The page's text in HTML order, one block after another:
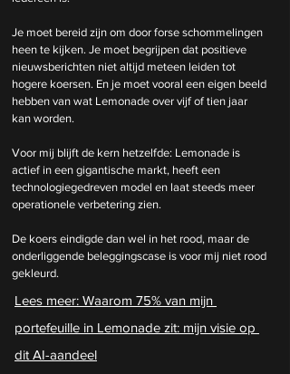
Je moet bereid zijn om door forse schommelingen
heen te kijken. Je moet begrijpen dat positieve
nieuwsberichten niet altijd meteen leiden tot
hogere koersen. En je moet vooral een eigen beeld
hebben van wat Lemonade over vijf of tien jaar
kan worden.
Voor mij blijft de kern hetzelfde: Lemonade is
actief in een gigantische markt, heeft een
technologiegedreven model en laat steeds meer
operationele verbetering zien.
De koers eindigde dan wel in het rood, maar de
onderliggende beleggingscase is voor mij niet rood
gekleurd.
Lees meer: Waarom 75% van mijn
portefeuille in Lemonade zit: mijn visie op
dit AI-aandeel